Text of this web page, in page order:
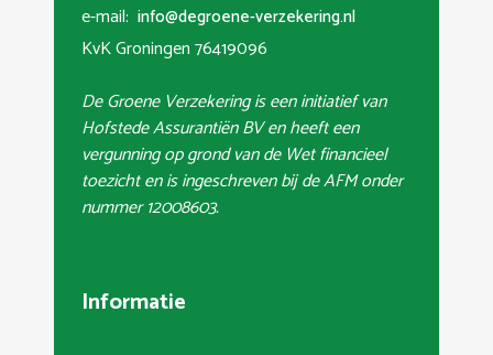
e-mail: info@degroene-verzekering.nl
KvK Groningen 76419096
De Groene Verzekering is een initiatief van
Hofstede Assurantiën BV en heeft een
vergunning op grond van de Wet financieel
toezicht en is ingeschreven bij de AFM onder
nummer 12008603.
Informatie